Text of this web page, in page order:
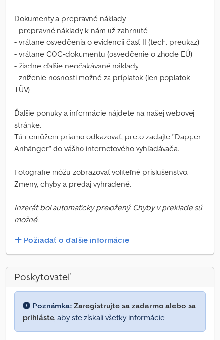
Dokumenty a prepravné náklady
- prepravné náklady k nám už zahrnuté
- vrátane osvedčenia o evidencii časť II (tech. preukaz)
- vrátane COC-dokumentu (osvedčenie o zhode EÚ)
- žiadne ďalšie neočakávané náklady
- zníženie nosnosti možné za príplatok (len poplatok
TÜV)
Ďalšie ponuky a informácie nájdete na našej webovej
stránke.
Tú nemôžem priamo odkazovať, preto zadajte "Dapper
Anhänger" do vášho internetového vyhľadávača.
Fotografie môžu zobrazovať voliteľné príslušenstvo.
Zmeny, chyby a predaj vyhradené.
Inzerát bol automaticky preložený. Chyby v preklade sú
možné.
Požiadať o ďalšie informácie
Poskytovateľ
Poznámka: Zaregistrujte sa zadarmo alebo sa
prihláste, aby ste získali všetky informácie.